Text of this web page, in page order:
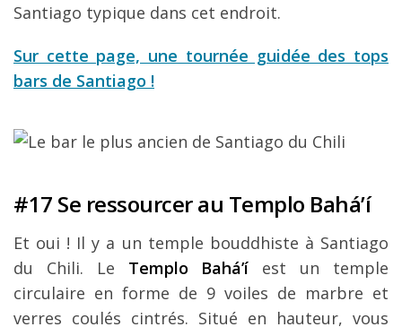
Santiago typique dans cet endroit.
Sur cette page, une tournée guidée des tops
bars de Santiago !
#17 Se ressourcer au Templo Bahá’í
Et oui ! Il y a un temple bouddhiste à Santiago
du Chili. Le Templo Bahá’í est un temple
circulaire en forme de 9 voiles de marbre et
verres coulés cintrés. Situé en hauteur, vous